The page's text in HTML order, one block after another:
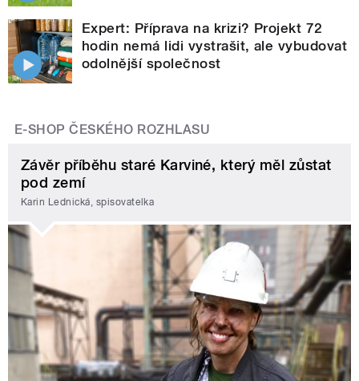
Expert: Příprava na krizi? Projekt 72
hodin nemá lidi vystrašit, ale vybudovat
odolnější společnost
E-SHOP ČESKÉHO ROZHLASU
Závěr příběhu staré Karviné, který měl zůstat
pod zemí
Karin Lednická, spisovatelka